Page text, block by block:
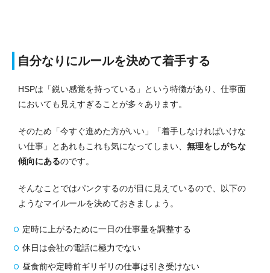
自分なりにルールを決めて着手する
HSPは「鋭い感覚を持っている」という特徴があり、仕事面
においても見えすぎることが多々あります。
そのため「今すぐ進めた方がいい」「着手しなければいけな
い仕事」とあれもこれも気になってしまい、 無理をしがちな
傾向にあるのです。
そんなことではパンクするのが目に見えているので、以下の
ようなマイルールを決めておきましょう。
定時に上がるために一日の仕事量を調整する
休日は会社の電話に極力でない
昼食前や定時前ギリギリの仕事は引き受けない